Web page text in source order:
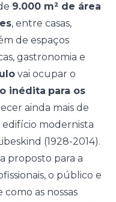
9.000 m² de área
, entre casas,
de espaços
gastronomia e
vai ocupar o
inédita para os
ainda mais de
modernista
(1928-2014).
proposto para a
o público e
as nossas